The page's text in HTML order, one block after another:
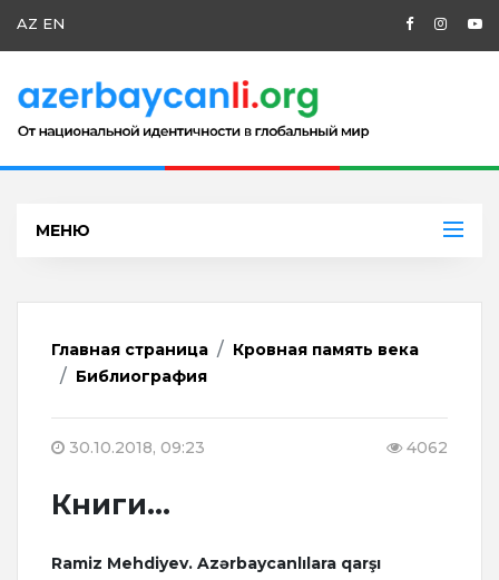
AZ EN
МЕНЮ
Главная страница
Кровная память века
Библиография
30.10.2018, 09:23 4062
Книги...
Ramiz Mehdiyev. Azərbaycanlılara qarşı